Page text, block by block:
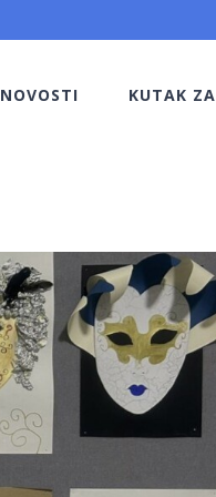
NOVOSTI KUTAK ZA